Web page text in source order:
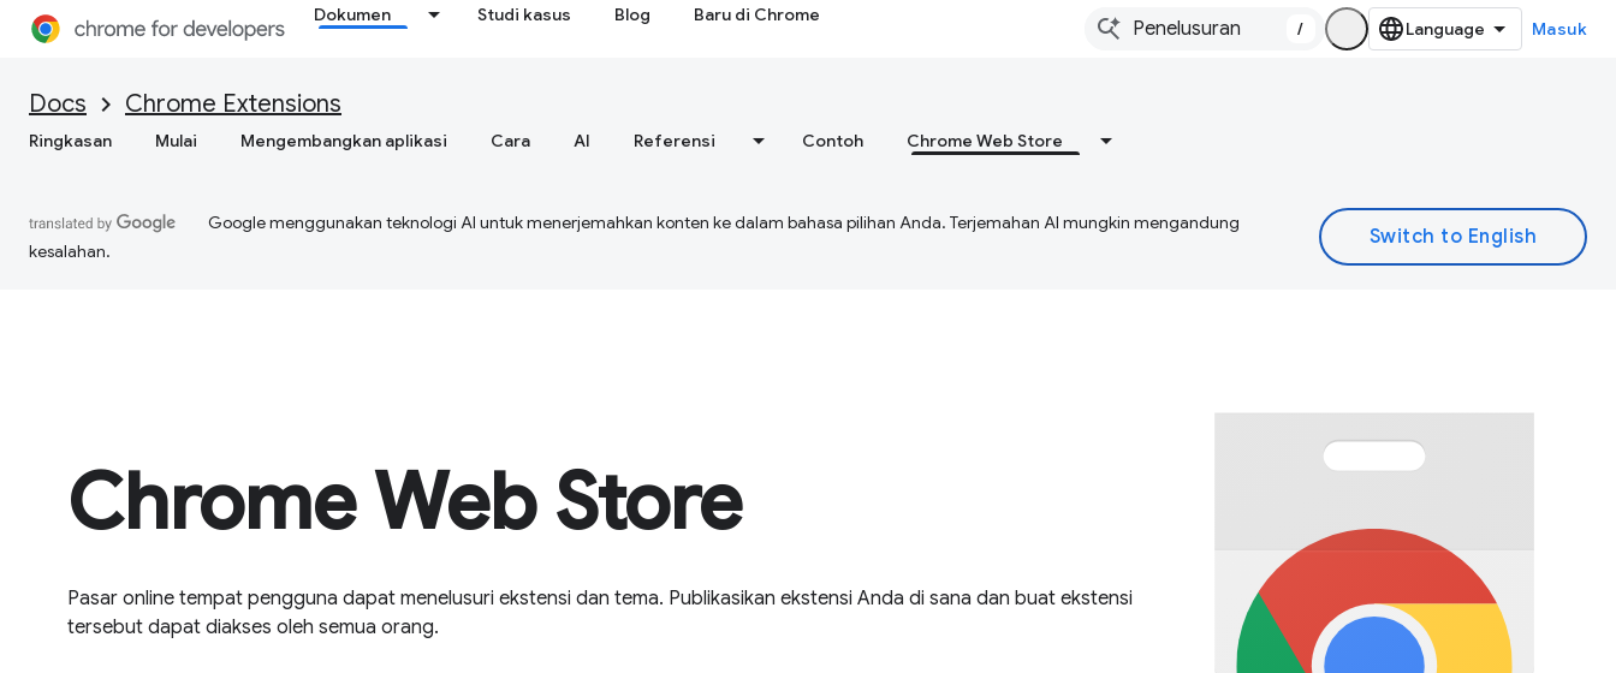
Dokumen Studi kasus Blog Baru di Chrome
/ Masuk
Docs Chrome Extensions
Ringkasan Mulai Mengembangkan aplikasi Cara AI Referensi Contoh Chrome Web Store
Google menggunakan teknologi AI untuk menerjemahkan konten ke dalam bahasa pilihan Anda. Terjemahan AI mungkin mengandung
kesalahan.
Chrome Web Store
Pasar online tempat pengguna dapat menelusuri ekstensi dan tema. Publikasikan ekstensi Anda di sana dan buat ekstensi
tersebut dapat diakses oleh semua orang.